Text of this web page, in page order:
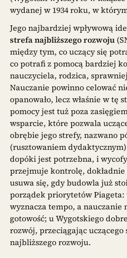
wydanej w 1934 roku, w
Jego najbardziej wpływową
strefa najbliższego rozwoju
między tym, co uczący się
co potrafi z pomocą bardziej
nauczyciela, rodzica,
Nauczanie powinno celować
opanowało, lecz właśnie w tę
pomocy jest tuż poza
wsparcie, które pozwala
obrębie jego strefy, nazwano
(rusztowaniem
dopóki jest potrzebna, i
przejmuje kontrolę,
usuwa się, gdy budowla już
porządek priorytetów Piageta:
wyznacza tempo, a nauczanie
gotowość; u Wygotskiego
rozwój, przeciągając uczącego
najbliższego rozwoju.